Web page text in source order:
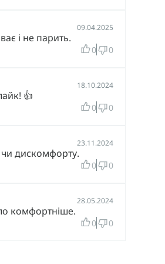
09.04.2025
і не парить.
0 0
18.10.2024
👍
0 0
23.11.2024
дискомфорту.
0 0
28.05.2024
комфортніше.
0 0